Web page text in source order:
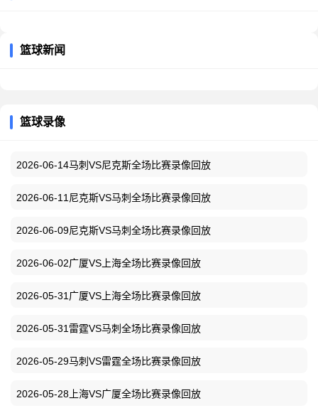
篮球新闻
篮球录像
2026-06-14马刺VS尼克斯全场比赛录像回放
2026-06-11尼克斯VS马刺全场比赛录像回放
2026-06-09尼克斯VS马刺全场比赛录像回放
2026-06-02广厦VS上海全场比赛录像回放
2026-05-31广厦VS上海全场比赛录像回放
2026-05-31雷霆VS马刺全场比赛录像回放
2026-05-29马刺VS雷霆全场比赛录像回放
2026-05-28上海VS广厦全场比赛录像回放